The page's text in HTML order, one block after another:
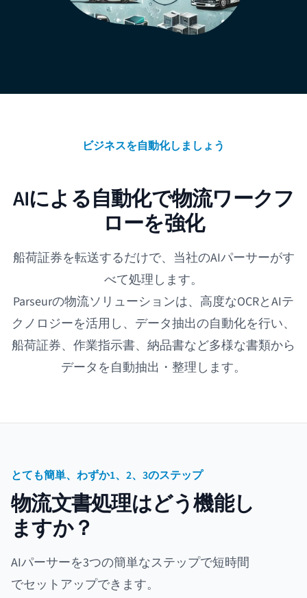
ビジネスを自動化しましょう
AIによる自動化で物流ワークフ
ローを強化
船荷証券を転送するだけで、当社のAIパーサーがす
べて処理します。
Parseurの物流ソリューションは、高度なOCRとAIテ
クノロジーを活用し、 データ抽出の自動化を行い、
船荷証券、作業指示書、納品書など多様な書類から
データを自動抽出・整理します。
とても簡単、わずか1、2、3のステップ
物流文書処理はどう機能し
ますか？
AIパーサーを3つの簡単なステップで短時間
でセットアップできます。